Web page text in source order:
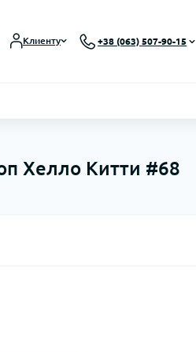
Клиенту +38 (063) 507-90-15
Хелло Китти #68